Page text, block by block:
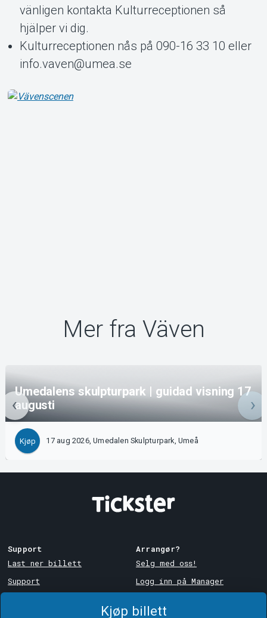
Kjøp billett
vänligen kontakta Kulturreceptionen så
hjälper vi dig.
Kulturreceptionen nås på 090-16 33 10 eller
info.vaven@umea.se
Mer fra Väven
Umedalens skulpturpark | guidad visning 17
augusti
Kjøp 17 aug 2026, Umedalen Skulpturpark, Umeå
Support
Last ner billett
Support
Arrangør?
Selg med oss!
Logg inn på Manager